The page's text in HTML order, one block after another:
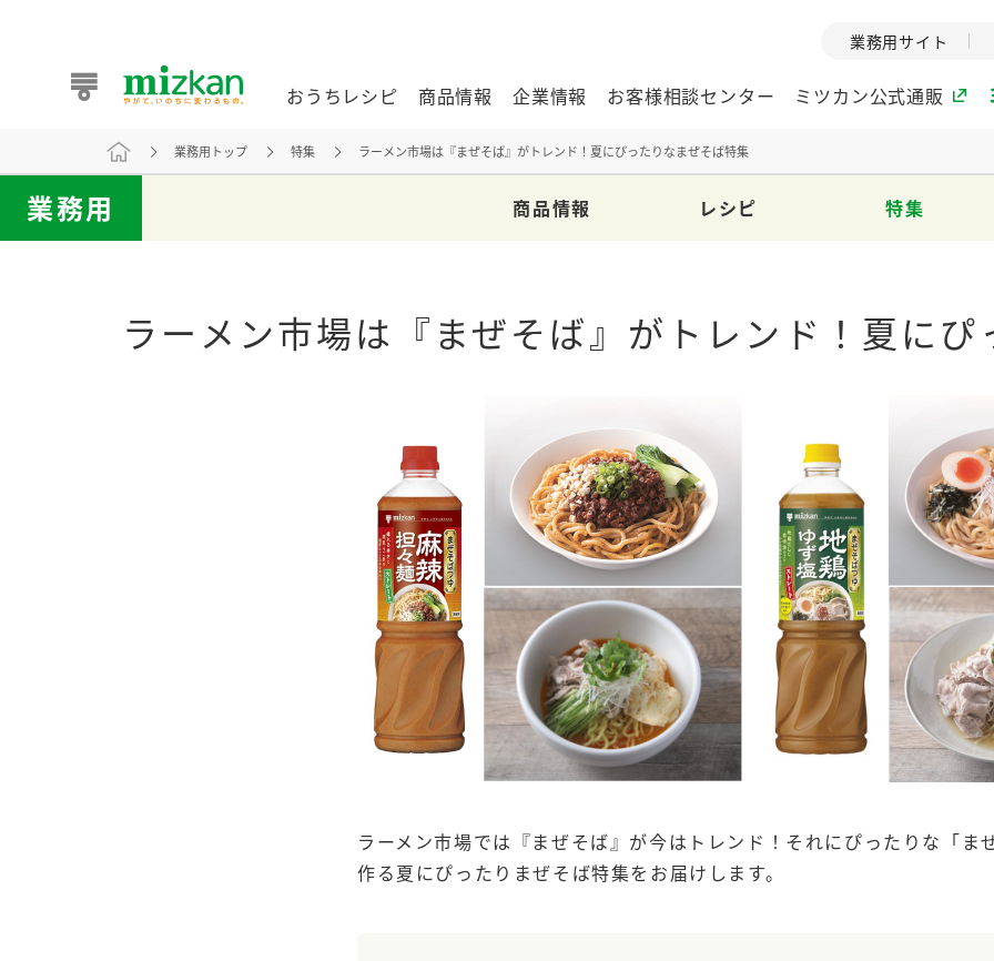
ミツカングループについて
おうちレシピ
おうちレシピ
商品情報
商品情報 トップ
酢 調味酢 みりん風
スープ 中華 クイック調味料 レモン果汁 ふり
企業情報
企業情報 トップ
ミツカングループの企
業理念をご紹介しま
す。
創業から現在
ツカンの変革
歴史をご紹
環境への取り組み
ミツカンの環境への取
り組みをご紹介しま
す。
水の文化
（アーカ
1999年設
テーマと
活動を行
た。
MIM（ミツカンミュ
ージアム）
ミツカンの酢づくりの
歴史などが学べる体験
型博物館です。
各部門が
いること
「未来ビ
実現に向
取り組み
す。
味ぽんやお酢について
楽しく学べるパビリオ
お客様相談センター
お客様相談センター トップ
ミツカン公式通販
ミツカン公式通販
業務用サイト
業務用トップ 特集 ラーメン市場は『まぜそば』がトレンド！夏にぴったりなまぜそば特集
業務用 商品情報 レシピ 特集
ラーメン市場は『まぜそば』がトレンド！夏に
ラーメン市場では『まぜそば』が今はトレンド！それにぴったりな「ま
作る夏にぴったりまぜそば特集をお届けします。